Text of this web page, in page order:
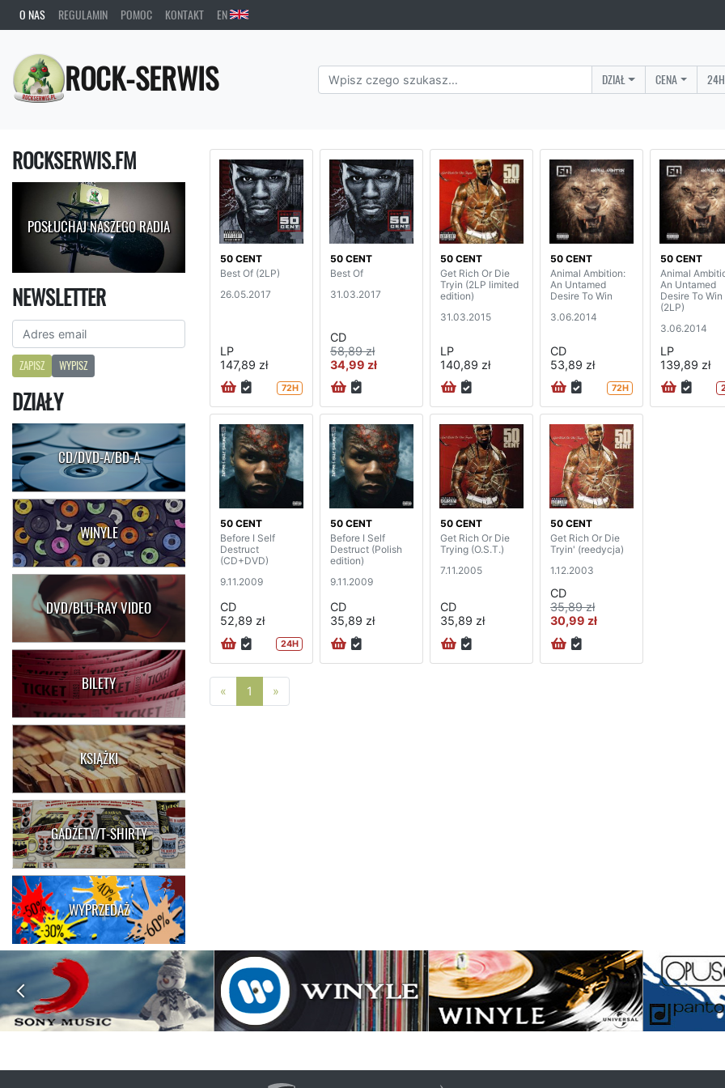
O NAS REGULAMIN POMOC KONTAKT EN
ROCK-SERWIS DZIAŁ CENA
ROCKSERWIS.FM
POSŁUCHAJ NASZEGO RADIA
NEWSLETTER
ZAPISZ WYPISZ
DZIAŁY
CD/DVD-A/BD-A
WINYLE
DVD/BLU-RAY VIDEO
BILETY
KSIĄŻKI
GADŻETY/T-SHIRTY
WYPRZEDAŻ
50 CENT
Best Of (2LP)
26.05.2017
LP
147,89 zł
72H
50 CENT
Best Of
31.03.2017
CD
58,89 zł
34,99 zł
50 CENT
Get Rich Or Die
Tryin (2LP limited
edition)
31.03.2015
LP
140,89 zł
50 CENT
Animal Ambition:
An Untamed
Desire To Win
3.06.2014
CD
53,89 zł
72H
50 CENT
Animal
An Untamed
Desire To Win
(2LP)
3.06.2014
LP
139,89 zł
50 CENT
Before I Self
Destruct
(CD+DVD)
9.11.2009
CD
52,89 zł
24H
50 CENT
Before I Self
Destruct (Polish
edition)
9.11.2009
CD
35,89 zł
50 CENT
Get Rich Or Die
Trying (O.S.T.)
7.11.2005
CD
35,89 zł
50 CENT
Get Rich Or Die
Tryin' (reedycja)
1.12.2003
CD
35,89 zł
30,99 zł
« Poprzednia strona
1 »